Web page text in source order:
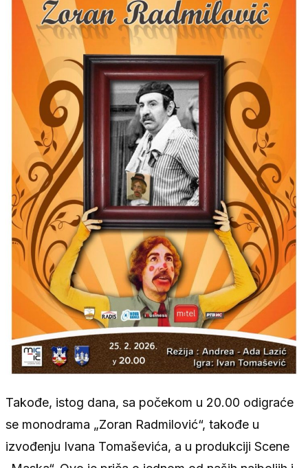
Takođe, istog dana, sa počekom u 20.00 odigraće
se monodrama „Zoran Radmilović“, takođe u
izvođenju Ivana Tomaševića, a u produkciji Scene